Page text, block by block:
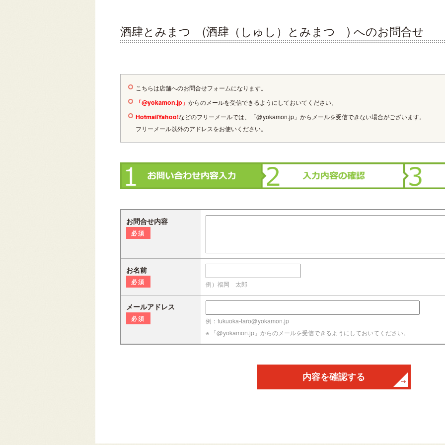
酒肆とみまつ (酒肆（しゅし）とみまつ ) へのお問合せ
こちらは店舗へのお問合せフォームになります。
「@yokamon.jp」 からのメールを受信できるようにしておいてください。
HotmailYahoo!などのフリーメールでは、「@yokamon.jp」からメールを受信できない場合がございます。
フリーメール以外のアドレスをお使いください。
お問合せ内容
必須
お名前
必須 例）福岡 太郎
メールアドレス
必須
例：fukuoka-taro@yokamon.jp
※ 「@yokamon.jp」からのメールを受信できるようにしておいてください。